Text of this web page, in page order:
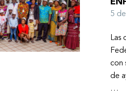
de la Federación Mundial de
cuando Fendi encontró la
vida mejor.
5
Las
con
de
…